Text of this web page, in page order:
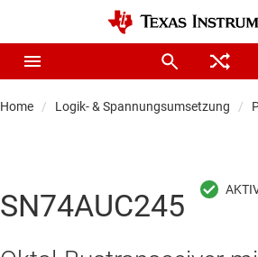
Home Logik- & Spannungsumsetzung
SN74AUC245